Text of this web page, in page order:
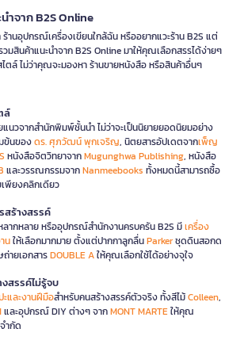
ำจาก B2S Online
านอุปกรณ์เครื่องเขียนใกล้ฉัน หรืออยากแวะร้าน B2S แต่
วมสินค้าแนะนำจาก B2S Online มาให้คุณเลือกสรรได้ง่ายๆ
ตล์ ไม่ว่าคุณจะมองหา ร้านขายหนังสือ หรือสินค้าอื่นๆ
ล์
แนวจากสำนักพิมพ์ชั้นนำ ไม่ว่าจะเป็นนิยายยอดนิยมอย่าง
ข้นของดร. ศุภวัฒน์ พุกเจริญ, นิตยสารอัปเดตจากเพ็ญ
หนังสือจิตวิทยาจากMugunghwa Publishing, หนังสือ
และวรรณกรรมจากNanmeebooks ทั้งหมดนี้สามารถซื้อ
พียงคลิกเดียว
สร้างสรรค์
ากหลาย หรืออุปกรณ์สำนักงานครบครัน B2S มีเครื่อง
นให้เลือกมากมาย ตั้งแต่ปากกาลูกลื่นParkerชุดดินสอกด
ายเอกสารDOUBLE Aให้คุณเลือกใช้ได้อย่างจุใจ
สรรค์ไม่รู้จบ
และงานฝีมือสำหรับคนสร้างสรรค์ตัวจริง ทั้งสีไม้Colleen,
และอุปกรณ์ DIY ต่างๆ จากMONT MARTEให้คุณ
ำกัด